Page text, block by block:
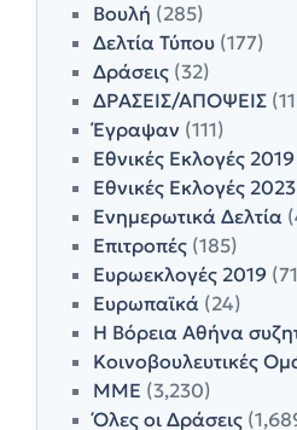
Βουλή (285)
Δελτία Τύπου (177)
Δράσεις (32)
ΔΡΑΣΕΙΣ/ΑΠΟΨΕΙΣ
Έγραψαν (111)
Εθνικές Εκλογές 2019
Εθνικές Εκλογές 2023
Ενημερωτικά Δελτία
Επιτροπές (185)
Ευρωεκλογές 2019
Ευρωπαϊκά (24)
Η Βόρεια Αθήνα
Κοινοβουλευτικές
ΜΜΕ (3,230)
Όλες οι Δράσεις